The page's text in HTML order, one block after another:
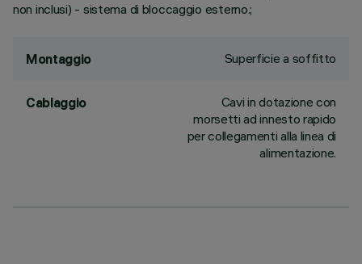
non inclusi) - sistema di bloccaggio esterno.;
Montaggio Superficie a soffitto
Cablaggio
Cavi in dotazione con
morsetti ad innesto rapido
per collegamenti alla linea di
alimentazione.